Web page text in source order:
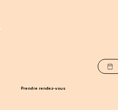
Prendre rendez-vous